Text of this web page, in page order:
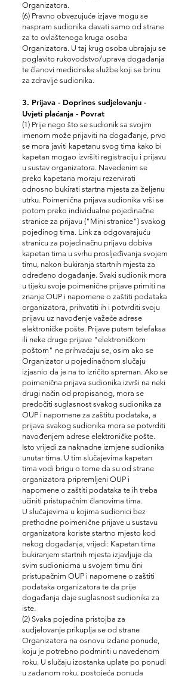
Organizatora.
(6) Pravno obvezujuće izjave mogu se
naspram sudionika davati samo od strane
za to ovlaštenoga kruga osoba
Organizatora. U taj krug osoba ubrajaju se
poglavito rukovodstvo/uprava događanja
te članovi medicinske službe koji se brinu
za zdravlje sudionika.
3. Prijava - Doprinos sudjelovanju -
Uvjeti plaćanja - Povrat
(1) Prije nego što se sudionik sa svojim
imenom može prijaviti na događanje, prvo
se mora javiti kapetanu svog tima kako bi
kapetan mogao izvršiti registraciju i prijavu
u sustav organizatora. Navedenim se
preko kapetana moraju rezervirati
odnosno bukirati startna mjesta za željenu
utrku. Poimenična prijava sudionika vrši se
potom preko individualne pojedinačne
stranice za prijavu ("Mini stranice") svakog
pojedinog tima. Link za odgovarajuću
stranicu za pojedinačnu prijavu dobiva
kapetan tima u svrhu prosljeđivanja svojem
timu, nakon bukiranja startnih mjesta za
određeno događanje. Svaki sudionik mora
u tijeku svoje poimenične prijave primiti na
znanje OUP i napomene o zaštiti podataka
organizatora, prihvatiti ih i potvrditi svoju
prijavu uz navođenje važeće adrese
elektroničke pošte. Prijave putem telefaksa
ili neke druge prijave "elektroničkom
poštom" ne prihvaćaju se, osim ako se
Organizator u pojedinačnom slučaju
izjasnio da je na to izričito spreman. Ako se
poimenična prijava sudionika izvrši na neki
drugi način od propisanog, mora se
predočiti suglasnost svakog sudionika za
OUP i napomene za zaštitu podataka, a
prijava svakog sudionika mora se potvrditi
navođenjem adrese elektroničke pošte.
Isto vrijedi za naknadne izmjene sudionika
unutar tima. U tim slučajevima kapetan
tima vodi brigu o tome da su od strane
organizatora pripremljeni OUP i
napomene o zaštiti podataka te ih treba
učiniti pristupačnim članovima tima.
U slučajevima u kojima sudionici bez
prethodne poimenične prijave u sustavu
organizatora koriste startno mjesto kod
nekog događanja, vrijedi: Kapetan tima
bukiranjem startnih mjesta izjavljuje da
svim sudionicima u svojem timu čini
pristupačnim OUP i napomene o zaštiti
podataka organizatora te da prije
događanja daje suglasnost sudionika za
iste.
(2) Svaka pojedina pristojba za
sudjelovanje prikuplja se od strane
Organizatora na osnovu izdane ponude,
koju je potrebno podmiriti u navedenom
roku. U slučaju izostanka uplate po ponudi
u zadanom roku, postojeća ponuda